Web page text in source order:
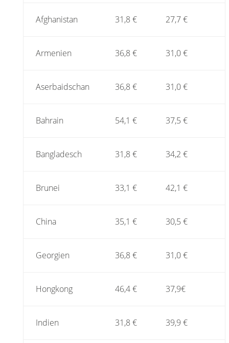
Afghanistan 31,8 € 27,7 €
Armenien 36,8 € 31,0 €
Aserbaidschan 36,8 € 31,0 €
Bahrain 54,1 € 37,5 €
Bangladesch 31,8 € 34,2 €
Brunei 33,1 € 42,1 €
China 35,1 € 30,5 €
Georgien 36,8 € 31,0 €
Hongkong 46,4 € 37,9€
Indien 31,8 € 39,9 €